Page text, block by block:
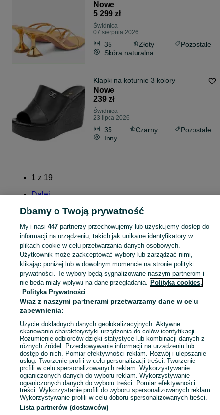
Nowe
5 299 zł
Świdnica
07 sierpnia 2026
35 Złoty
Pozostałe
Skóra naturalna
Klapki na koturnie 3 kolory
Nowe
239 zł
Świdnica
23 lipca 2026
35 Czarny
Pozostałe
Inny
1 z 19
Dalej
Strona główna Moda Buty damskie Klapki Klapki - Dolnośląskie
Świdnica
KATEGORIA
Szeroki wybór klapek damskich Świdnica ▶️ skórzane, gumowe, na platformie i letnie ✅ Nowe i używane w atrakcyjnych cenach ✌ Znajdź oferty na OLX.pl! Zobacz
Mapa kategorii
Mapa miejscowości
Mapa ministron
Popularne wyszukiwania
Dbamy o Twoją prywatność
My i nasi 447partnerzy przechowujemy lub uzyskujemy dostęp do
informacji na urządzeniu, takich jak unikalne identyfikatory w
plikach cookie w celu przetwarzania danych osobowych.
Użytkownik może zaakceptować wybory lub zarządzać nimi,
klikając poniżej lub w dowolnym momencie na stronie polityki
prywatności. Te wybory będą sygnalizowane naszym partnerom i
nie będą miały wpływu na dane przeglądania. Polityka cookies,
Polityka Prywatności
Wraz z naszymi partnerami przetwarzamy dane w celu
zapewnienia:
Użycie dokładnych danych geolokalizacyjnych. Aktywne
skanowanie charakterystyki urządzenia do celów identyfikacji.
Rozumienie odbiorców dzięki statystyce lub kombinacji danych z
różnych źródeł. Przechowywanie informacji na urządzeniu lub
dostęp do nich. Pomiar efektywności reklam. Rozwój i ulepszanie
usług. Tworzenie profili w celu personalizacji treści. Tworzenie
profili w celu spersonalizowanych reklam. Wykorzystywanie
ograniczonych danych do wyboru reklam. Wykorzystywanie
ograniczonych danych do wyboru treści. Pomiar efektywności
treści. Wykorzystanie profili do wyboru spersonalizowanych reklam.
Wykorzystywanie profili w celu doboru spersonalizowanych treści.
Lista partnerów (dostawców)